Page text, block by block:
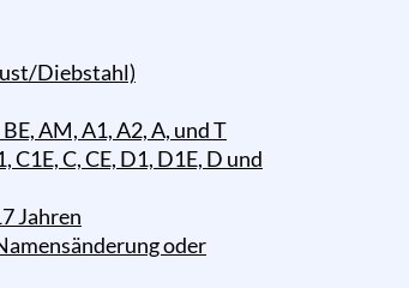
Diebstahl)
AM, A1, A2, A, und T
C, CE, D1, D1E, D und
Jahren
oder